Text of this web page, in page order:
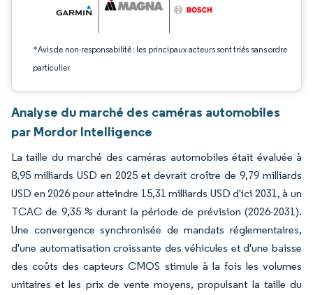
*Avis de non-responsabilité : les principaux acteurs sont triés sans ordre
particulier
Analyse du marché des caméras automobiles
par Mordor Intelligence
La taille du marché des caméras automobiles était évaluée à
8,95 milliards USD en 2025 et devrait croître de 9,79 milliards
USD en 2026 pour atteindre 15,31 milliards USD d'ici 2031, à un
TCAC de 9,35 % durant la période de prévision (2026-2031).
Une convergence synchronisée de mandats réglementaires,
d'une automatisation croissante des véhicules et d'une baisse
des coûts des capteurs CMOS stimule à la fois les volumes
unitaires et les prix de vente moyens, propulsant la taille du